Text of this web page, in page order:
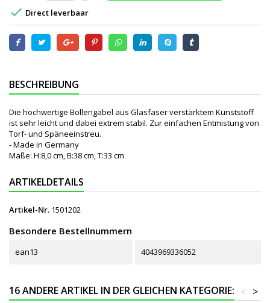
 Direct leverbaar
BESCHREIBUNG
Die hochwertige Bollengabel aus Glasfaser verstärktem Kunststoff
ist sehr leicht und dabei extrem stabil. Zur einfachen Entmistung von
Torf- und Späneeinstreu.
- Made in Germany
Maße: H:8,0 cm, B:38 cm, T:33 cm
ARTIKELDETAILS
Artikel-Nr. 1501202
Besondere Bestellnummern
ean13 4043969336052
16 ANDERE ARTIKEL IN DER GLEICHEN KATEGORIE: >
<